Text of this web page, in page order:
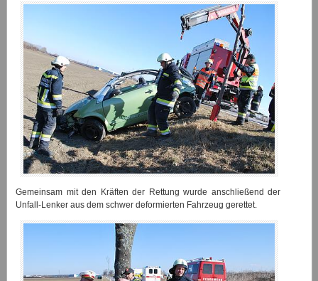
Gemeinsam mit den Kräften der Rettung wurde anschließend der
Unfall-Lenker aus dem schwer deformierten Fahrzeug gerettet.